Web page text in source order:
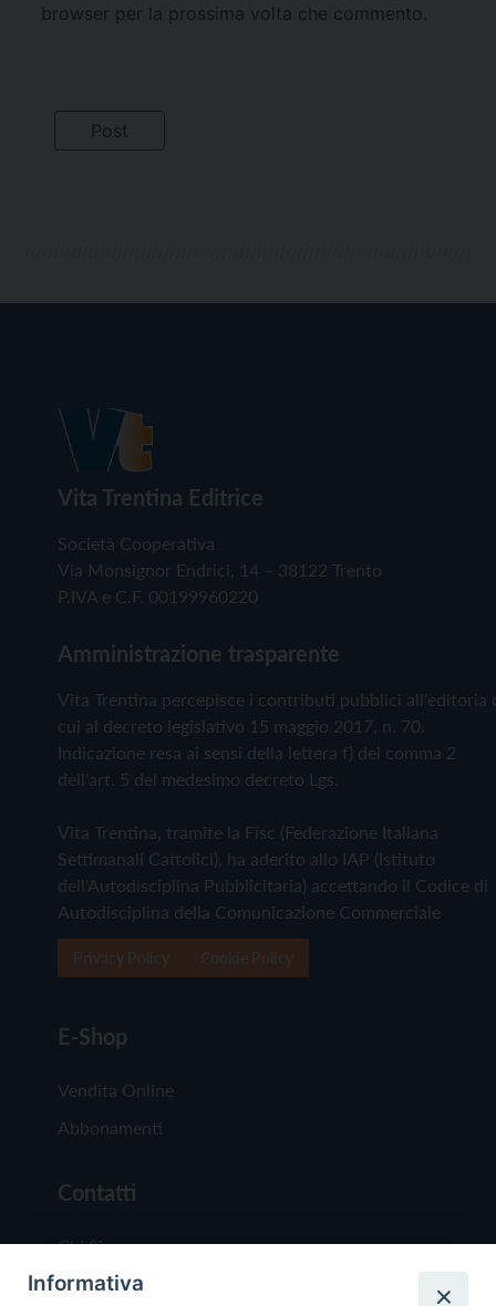
browser per la prossima volta che commento.
Vita Trentina Editrice
Società Cooperativa
Via Monsignor Endrici, 14 – 38122 Trento
P.IVA e C.F. 00199960220
Amministrazione trasparente
Vita Trentina percepisce i contributi pubblici all'editoria
cui al decreto legislativo 15 maggio 2017, n. 70.
Indicazione resa ai sensi della lettera f) del comma 2
dell'art. 5 del medesimo decreto Lgs.
Vita Trentina, tramite la Fisc (Federazione Italiana
Settimanali Cattolici), ha aderito allo IAP (Istituto
dell'Autodisciplina Pubblicitaria) accettando il Codice di
Autodisciplina della Comunicazione Commerciale
E-Shop
Vendita Online
Abbonamenti
Contatti
Chi Siamo
Redazione
Informativa